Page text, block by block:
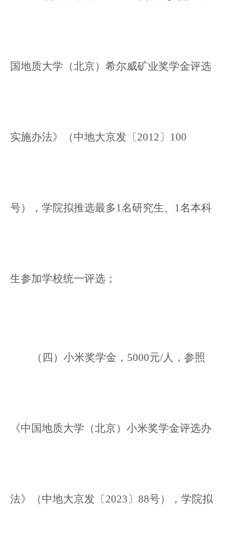
国地质大学（北京）希尔威矿业奖学金评选
实施办法》（中地大京发〔2012〕100
号），学院拟推选最多1名研究生、1名本科
生参加学校统一评选；
（四）小米奖学金，5000元/人，参照
《中国地质大学（北京）小米奖学金评选办
法》（中地大京发〔2023〕88号），学院拟